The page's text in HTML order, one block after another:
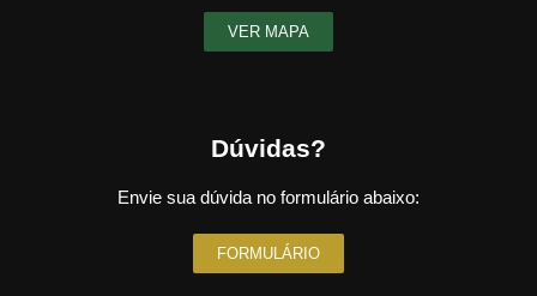
VER MAPA
Dúvidas?
Envie sua dúvida no formulário abaixo:
FORMULÁRIO